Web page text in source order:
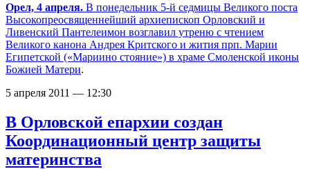
Орел, 4 апреля. В понедельник 5-й седмицы Великого поста
Высокопреосвященнейший архиепископ Орловский и
Ливенский Пантелеимон возглавил утреню с чтением
Великого канона Андрея Критского и жития прп. Марии
Египетской («Мариино стояние») в храме Смоленской иконы
Божией Матери.
5 апреля 2011 — 12:30
В Орловской епархии создан
Координационный центр защиты
материнства